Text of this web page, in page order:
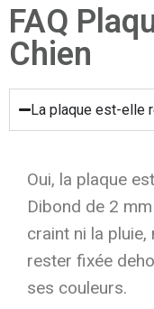
FAQ
Chien
La plaque est-elle
Oui, la plaque
Dibond de 2
craint ni la pluie,
rester fixée
ses couleurs.